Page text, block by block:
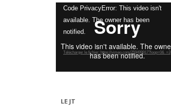
Lecteur
vidéo
Code PrivacyError: This video isn't
available. The owner has been
notified.
Télécharger le fichier: https://vimeo.com/259499917?loop=0&_=3
LE JT